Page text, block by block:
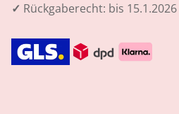
✓ Rückgaberecht: bis 15.1.2026